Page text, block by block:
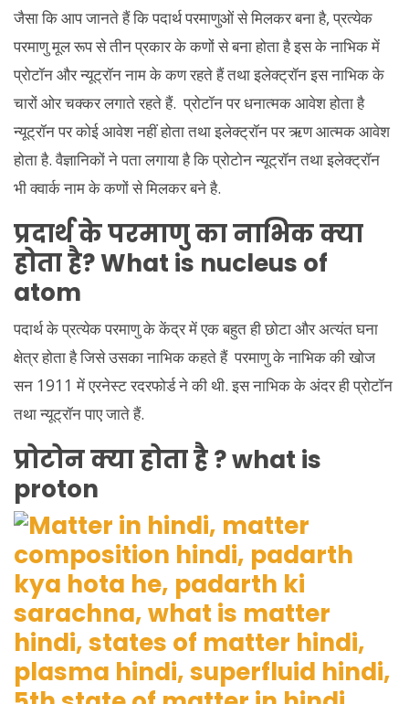
जैसा कि आप जानते हैं कि पदार्थ परमाणुओं से मिलकर बना है, प्रत्येक
परमाणु मूल रूप से तीन प्रकार के कणों से बना होता है इस के नाभिक में
प्रोटॉन और न्यूट्रॉन नाम के कण रहते हैं तथा इलेक्ट्रॉन इस नाभिक के
चारों ओर चक्कर लगाते रहते हैं. प्रोटॉन पर धनात्मक आवेश होता है
न्यूट्रॉन पर कोई आवेश नहीं होता तथा इलेक्ट्रॉन पर ऋण आत्मक आवेश
होता है. वैज्ञानिकों ने पता लगाया है कि प्रोटोन न्यूट्रॉन तथा इलेक्ट्रॉन
भी क्वार्क नाम के कणों से मिलकर बने है.
प्रदार्थ के परमाणु का नाभिक क्या
होता है? What is nucleus of
atom
पदार्थ के प्रत्येक परमाणु के केंद्र में एक बहुत ही छोटा और अत्यंत घना
क्षेत्र होता है जिसे उसका नाभिक कहते हैं परमाणु के नाभिक की खोज
सन 1911 में एरनेस्ट रदरफोर्ड ने की थी. इस नाभिक के अंदर ही प्रोटॉन
तथा न्यूट्रॉन पाए जाते हैं.
प्रोटोन क्या होता है ? what is
proton